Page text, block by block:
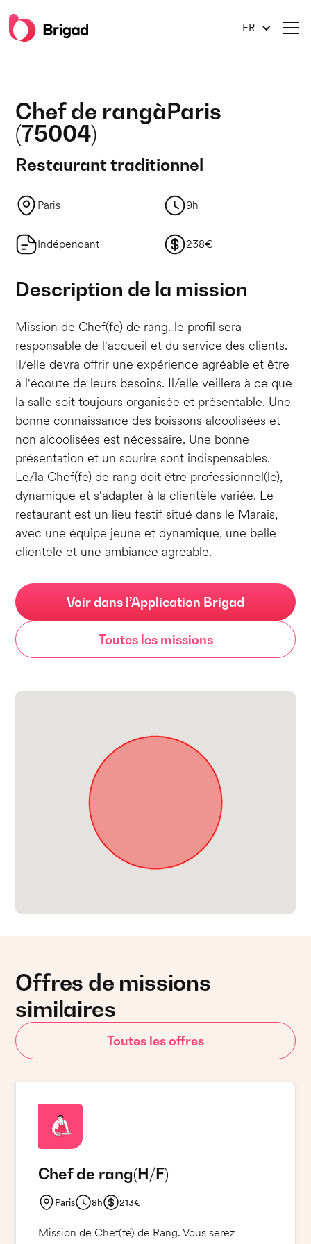
FR
Chef de rangàParis
(75004)
Restaurant traditionnel
Paris 9h
Indépendant 238€
Description de la mission
Mission de Chef(fe) de rang. le profil sera
responsable de l'accueil et du service des clients.
Il/elle devra offrir une expérience agréable et être
à l'écoute de leurs besoins. Il/elle veillera à ce que
la salle soit toujours organisée et présentable. Une
bonne connaissance des boissons alcoolisées et
non alcoolisées est nécessaire. Une bonne
présentation et un sourire sont indispensables.
Le/la Chef(fe) de rang doit être professionnel(le),
dynamique et s'adapter à la clientèle variée. Le
restaurant est un lieu festif situé dans le Marais,
avec une équipe jeune et dynamique, une belle
clientèle et une ambiance agréable.
Voir dans l’Application Brigad
Toutes les missions
Offres de missions
similaires
Toutes les offres
Chef de rang(H/F)
Paris 8h 213€
Mission de Chef(fe) de Rang. Vous serez